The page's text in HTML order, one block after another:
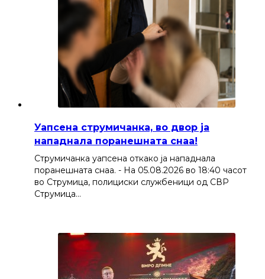
Уапсена струмичанка, во двор ја
нападнала поранешната снаа!
Струмичанка уапсена откако ја нападнала
поранешната снаа. - На 05.08.2026 во 18:40 часот
во Струмица, полициски службеници од СВР
Струмица…